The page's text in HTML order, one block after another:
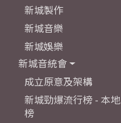
新城製作
新城音樂
新城娛樂
新城音統會
成立原意及架構
新城勁爆流行榜 - 本地
榜